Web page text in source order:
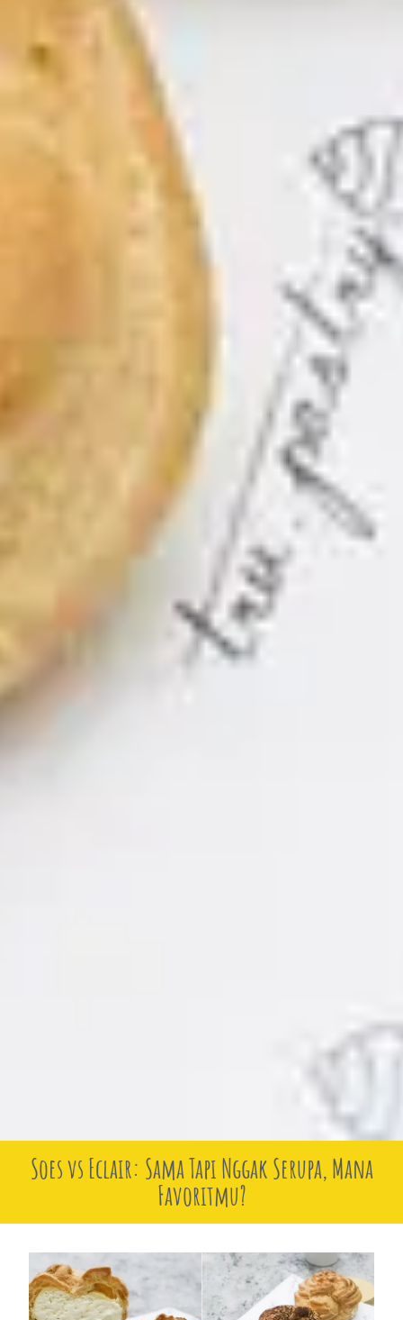
Soes vs Eclair: Sama Tapi Nggak Serupa, Mana
Favoritmu?